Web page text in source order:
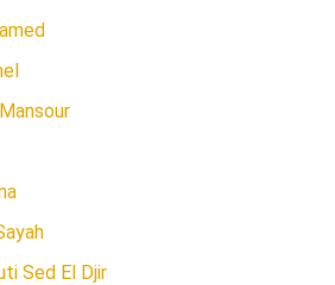
Sed El Djir